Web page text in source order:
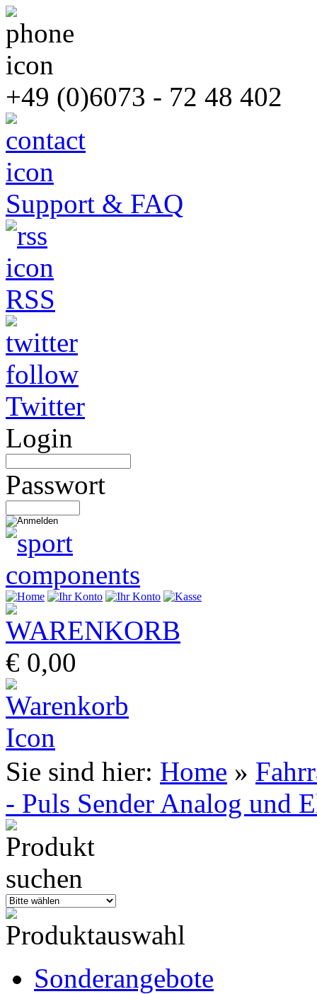
+49 (0)6073 - 72 48 402
Support & FAQ
RSS
Twitter
Login
Passwort
€ 0,00
Sie sind hier: Home »
- Puls Sender Analog und
Sonderangebote